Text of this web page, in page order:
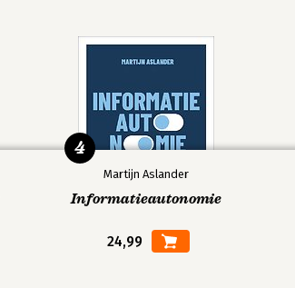
Martijn Aslander
Informatieautonomie
24,99
4